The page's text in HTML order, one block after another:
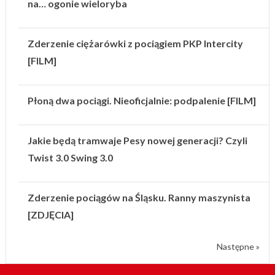
na… ogonie wieloryba
Zderzenie ciężarówki z pociągiem PKP Intercity
[FILM]
Płoną dwa pociągi. Nieoficjalnie: podpalenie [FILM]
Jakie będą tramwaje Pesy nowej generacji? Czyli
Twist 3.0 Swing 3.0
Zderzenie pociągów na Śląsku. Ranny maszynista
[ZDJĘCIA]
Następne »